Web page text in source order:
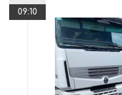
09:10